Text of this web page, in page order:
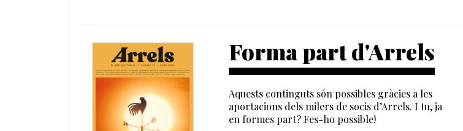
Forma part d'Arrels
Aquests continguts són possibles gràcies a les
aportacions dels milers de socis d’Arrels. I tu, ja
en formes part? Fes-ho possible!